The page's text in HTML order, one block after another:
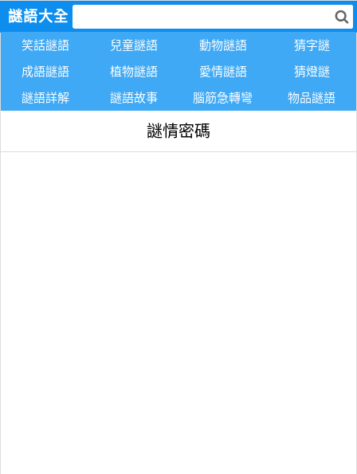
謎語大全
笑話謎語 兒童謎語 動物謎語
猜字謎
成語謎語
植物謎語 愛情謎語
猜燈謎
謎語詳解
謎語故事 腦筋急轉彎 物品謎語
謎情密碼